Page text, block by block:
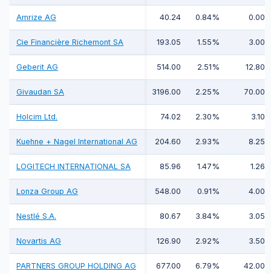
Amrize AG 40.24 0.84% 0.00
Cie Financière Richemont SA 193.05 1.55% 3.00
Geberit AG 514.00 2.51% 12.80
Givaudan SA 3196.00 2.25% 70.00
Holcim Ltd. 74.02 2.30% 3.10
Kuehne + Nagel International AG 204.60 2.93% 8.25
LOGITECH INTERNATIONAL SA 85.96 1.47% 1.26
Lonza Group AG 548.00 0.91% 4.00
Nestlé S.A. 80.67 3.84% 3.05
Novartis AG 126.90 2.92% 3.50
PARTNERS GROUP HOLDING AG 677.00 6.79% 42.00